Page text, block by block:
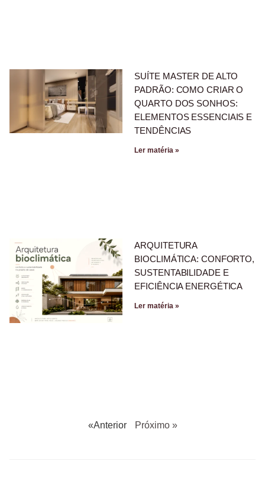
SUÍTE MASTER DE ALTO
PADRÃO: COMO CRIAR O
QUARTO DOS SONHOS:
ELEMENTOS ESSENCIAIS E
TENDÊNCIAS
Ler matéria »
ARQUITETURA
BIOCLIMÁTICA: CONFORTO,
SUSTENTABILIDADE E
EFICIÊNCIA ENERGÉTICA
Ler matéria »
«Anterior Próximo »